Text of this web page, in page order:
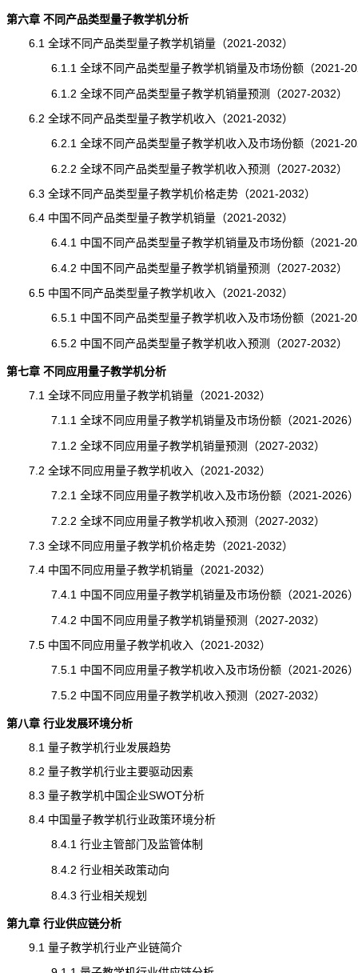
第六章 不同产品类型量子教学机分析
6.1 全球不同产品类型量子教学机销量（2021-2032）
6.1.1 全球不同产品类型量子教学机销量及市场份额（2021-
6.1.2 全球不同产品类型量子教学机销量预测（2027-2032）
6.2 全球不同产品类型量子教学机收入（2021-2032）
6.2.1 全球不同产品类型量子教学机收入及市场份额（2021-
6.2.2 全球不同产品类型量子教学机收入预测（2027-2032）
6.3 全球不同产品类型量子教学机价格走势（2021-2032）
6.4 中国不同产品类型量子教学机销量（2021-2032）
6.4.1 中国不同产品类型量子教学机销量及市场份额（2021-
6.4.2 中国不同产品类型量子教学机销量预测（2027-2032）
6.5 中国不同产品类型量子教学机收入（2021-2032）
6.5.1 中国不同产品类型量子教学机收入及市场份额（2021-
6.5.2 中国不同产品类型量子教学机收入预测（2027-2032）
第七章 不同应用量子教学机分析
7.1 全球不同应用量子教学机销量（2021-2032）
7.1.1 全球不同应用量子教学机销量及市场份额（2021-2026）
7.1.2 全球不同应用量子教学机销量预测（2027-2032）
7.2 全球不同应用量子教学机收入（2021-2032）
7.2.1 全球不同应用量子教学机收入及市场份额（2021-2026）
7.2.2 全球不同应用量子教学机收入预测（2027-2032）
7.3 全球不同应用量子教学机价格走势（2021-2032）
7.4 中国不同应用量子教学机销量（2021-2032）
7.4.1 中国不同应用量子教学机销量及市场份额（2021-2026）
7.4.2 中国不同应用量子教学机销量预测（2027-2032）
7.5 中国不同应用量子教学机收入（2021-2032）
7.5.1 中国不同应用量子教学机收入及市场份额（2021-2026）
7.5.2 中国不同应用量子教学机收入预测（2027-2032）
第八章 行业发展环境分析
8.1 量子教学机行业发展趋势
8.2 量子教学机行业主要驱动因素
8.3 量子教学机中国企业SWOT分析
8.4 中国量子教学机行业政策环境分析
8.4.1 行业主管部门及监管体制
8.4.2 行业相关政策动向
8.4.3 行业相关规划
第九章 行业供应链分析
9.1 量子教学机行业产业链简介